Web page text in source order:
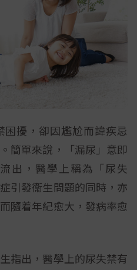
擾，卻因尷尬而諱疾忌
簡單來說，「漏尿」意即
出，醫學上稱為「尿失
引發衞生問題的同時，亦
隨着年紀愈大，發病率愈
指出，醫學上的尿失禁有